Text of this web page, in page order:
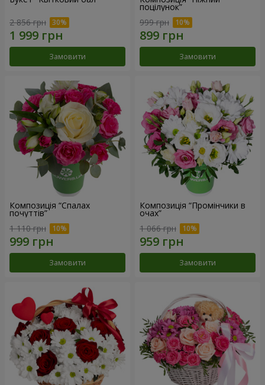
2 856 грн
Замовити
поцілунок”
999 грн
Замовити
Композиція “Спалах
почуттів”
1 110 грн
Замовити
Композиція “Промінчики в
очах”
1 066 грн
Замовити